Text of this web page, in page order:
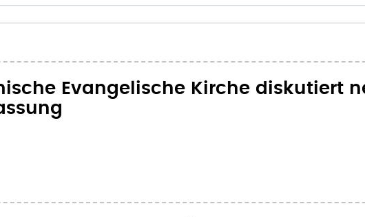
Evangelische Kirche diskutiert